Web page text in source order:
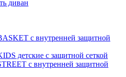
диван
с внутренней защитной
детские с защитной сеткой
с внутренней защитной